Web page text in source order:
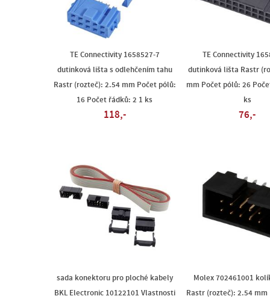
TE Connectivity 1658527-7
dutinková lišta s odlehčením tahu
Rastr (rozteč): 2.54 mm Počet pólů:
16 Počet řádků: 2 1 ks
118,-
TE Connectivity
dutinková lišta Rastr
mm Počet pólů: 26
ks
76,-
sada konektoru pro ploché kabely
BKL Electronic 10122101 Vlastnosti
Molex 702461001
Rastr (rozteč): 2.54 mm